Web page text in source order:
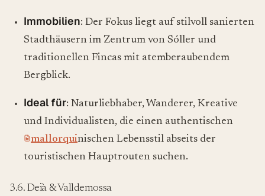
Immobilien: Der Fokus liegt auf stilvoll sanierten
Stadthäusern im Zentrum von Sóller und
traditionellen Fincas mit atemberaubendem
Bergblick.
Ideal für: Naturliebhaber, Wanderer, Kreative
und Individualisten, die einen authentischen
mallorquinischen Lebensstil abseits der
touristischen Hauptrouten suchen.
3.6. Deià & Valldemossa